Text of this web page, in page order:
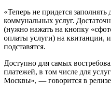
«Теперь не придется
коммунальных услуг.
(нужно нажать на кнопку
оплаты услуги) на квитанции,
подставятся.
Доступно для самых
платежей, в том числе для
Москвы», — говорится в